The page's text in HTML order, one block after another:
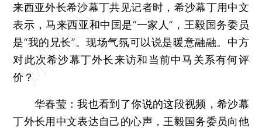
来西亚外长希沙幕丁共见记者时，希沙幕丁用中文
表示，马来西亚和中国是“一家人”，王毅国务委员
是“我的兄长”。现场气氛可以说是暖意融融。中方
对此次希沙幕丁外长来访和当前中马关系有何评
价？
华春莹：我也看到了你说的这段视频，希沙幕
丁外长用中文表达自己的心声，王毅国务委员向他